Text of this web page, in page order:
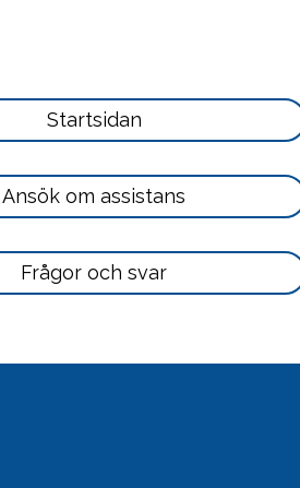
Läs
mer
här
Startsidan
Läs
mer
här
Ansök om assistans
Läs
mer
Frågor och svar